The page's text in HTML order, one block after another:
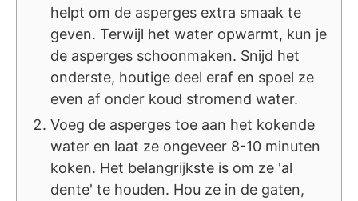
helpt om de asperges extra smaak te
geven. Terwijl het water opwarmt, kun je
de asperges schoonmaken. Snijd het
onderste, houtige deel eraf en spoel ze
even af onder koud stromend water.
Voeg de asperges toe aan het kokende
water en laat ze ongeveer 8-10 minuten
koken. Het belangrijkste is om ze 'al
dente' te houden. Hou ze in de gaten,